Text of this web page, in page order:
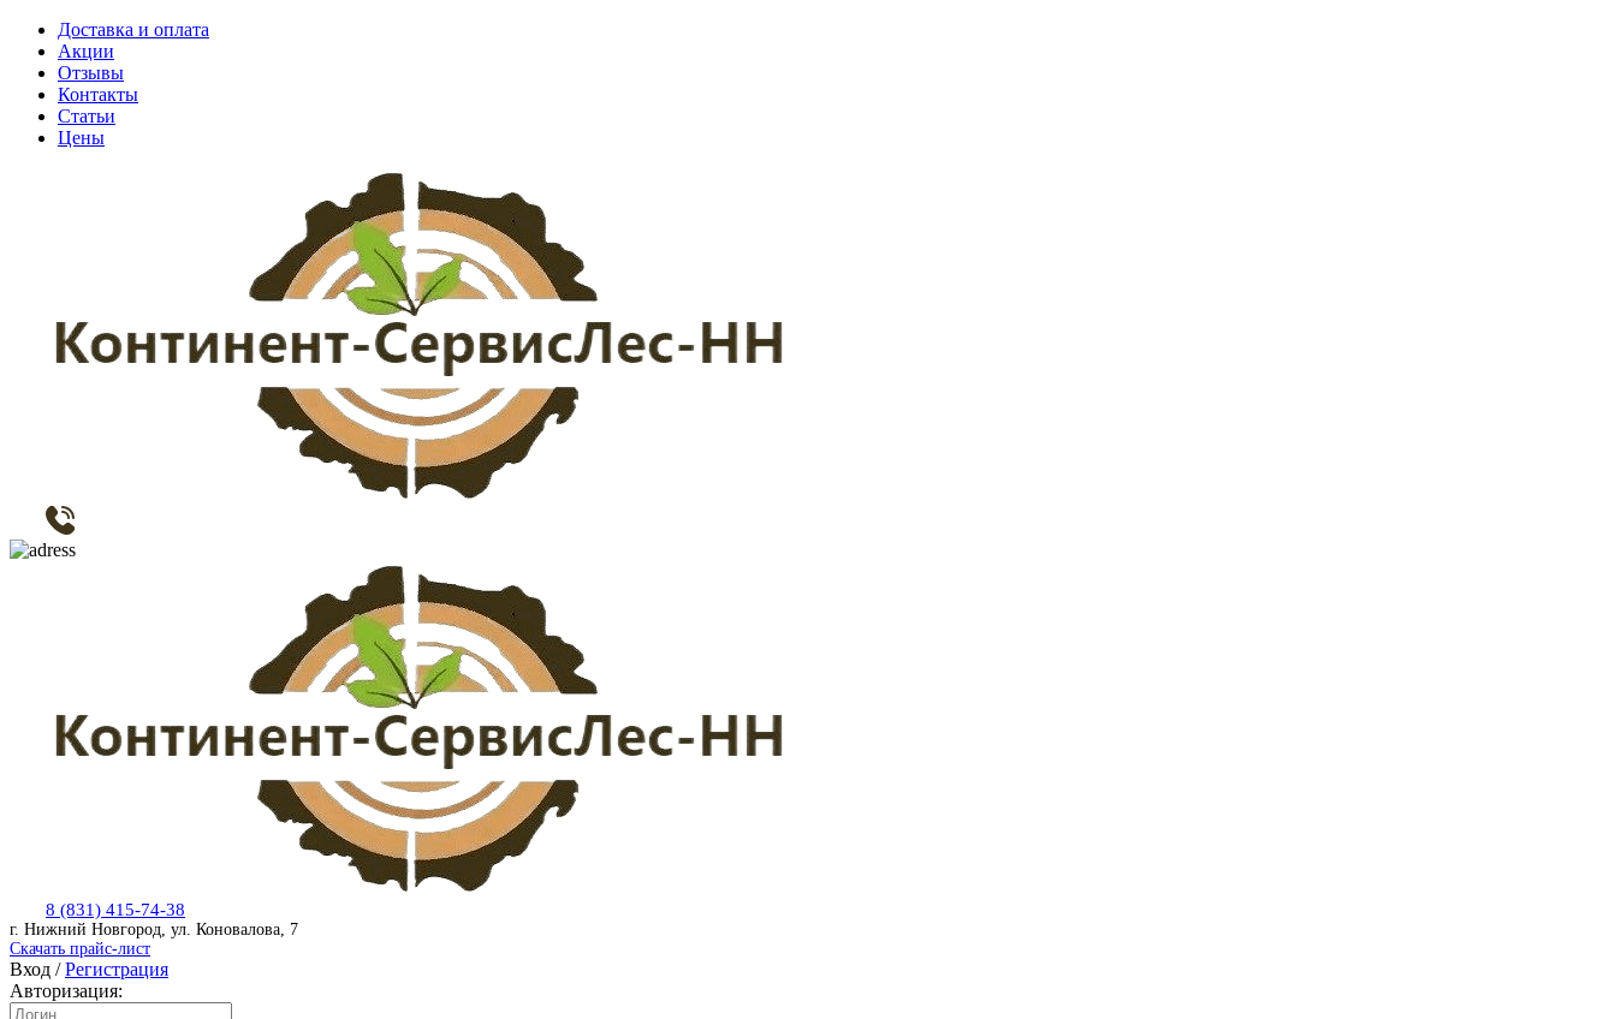
Доставка и оплата
Акции
Отзывы
Контакты
Статьи
Цены
8 (831) 415-74-38
г. Нижний Новгород, ул. Коновалова, 7
Скачать прайс-лист
Вход / Регистрация
Авторизация: